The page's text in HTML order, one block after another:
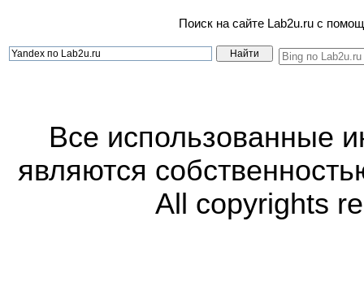
Поиск на сайте Lab2u.ru с
Все использованные
являются
All copyrights